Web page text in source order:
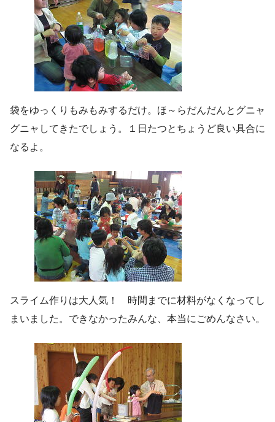
袋をゆっくりもみもみするだけ。ほ～らだんだんとグニャ
グニャしてきたでしょう。１日たつとちょうど良い具合に
なるよ。
スライム作りは大人気！ 時間までに材料がなくなってし
まいました。できなかったみんな、本当にごめんなさい。